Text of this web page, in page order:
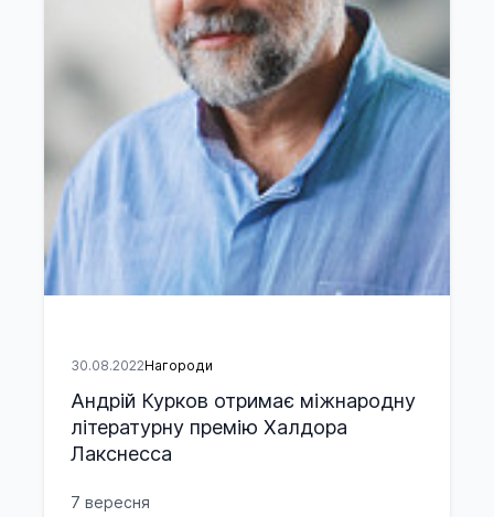
30.08.2022Нагороди
Андрій Курков отримає міжнародну
літературну премію Халдора
Лакснесса
7 вересня